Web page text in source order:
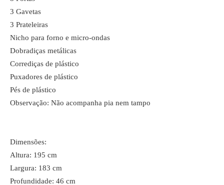
3 Gavetas
3 Prateleiras
Nicho para forno e micro-ondas
Dobradiças metálicas
Corrediças de plástico
Puxadores de plástico
Pés de plástico
Observação: Não acompanha pia nem tampo
Dimensões:
Altura: 195 cm
Largura: 183 cm
Profundidade: 46 cm